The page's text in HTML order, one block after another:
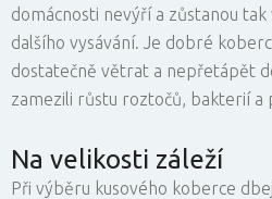
domácnosti nevýří a zůstanou
dalšího vysávání. Je dobré
dostatečně větrat a nepřetápět
zamezili růstu roztočů, bakterií a
Na velikosti záleží
Při výběru kusového koberce